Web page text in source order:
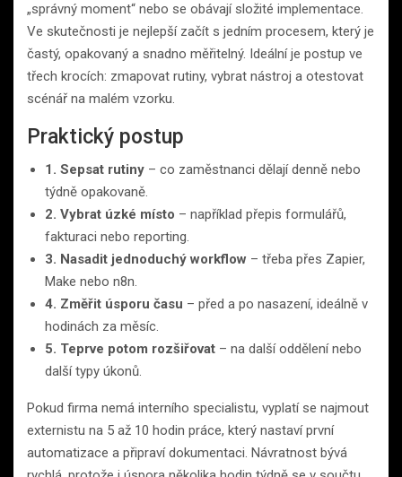
„správný moment“ nebo se obávají složité implementace.
Ve skutečnosti je nejlepší začít s jedním procesem, který je
častý, opakovaný a snadno měřitelný. Ideální je postup ve
třech krocích: zmapovat rutiny, vybrat nástroj a otestovat
scénář na malém vzorku.
Praktický postup
1. Sepsat rutiny – co zaměstnanci dělají denně nebo
týdně opakovaně.
2. Vybrat úzké místo – například přepis formulářů,
fakturaci nebo reporting.
3. Nasadit jednoduchý workflow – třeba přes Zapier,
Make nebo n8n.
4. Změřit úsporu času – před a po nasazení, ideálně v
hodinách za měsíc.
5. Teprve potom rozšiřovat – na další oddělení nebo
další typy úkonů.
Pokud firma nemá interního specialistu, vyplatí se najmout
externistu na 5 až 10 hodin práce, který nastaví první
automatizace a připraví dokumentaci. Návratnost bývá